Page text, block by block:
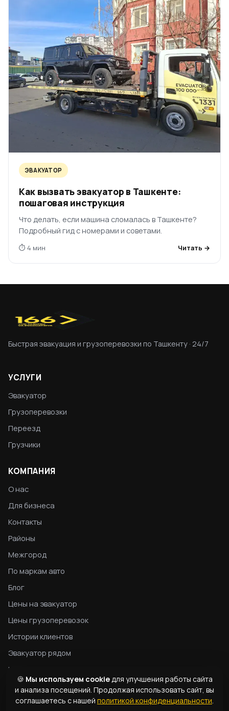
ЭВАКУАТОР
Как вызвать эвакуатор в Ташкенте:
пошаговая инструкция
Что делать, если машина сломалась в Ташкенте?
Подробный гид с номерами и советами.
⏱ 4 мин Читать →
Быстрая эвакуация и грузоперевозки по Ташкенту · 24/7
УСЛУГИ
Эвакуатор
Грузоперевозки
Переезд
Грузчики
КОМПАНИЯ
О нас
Для бизнеса
Контакты
Районы
Межгород
По маркам авто
Блог
Цены на эвакуатор
Цены грузоперевозок
Истории клиентов
Эвакуатор рядом
Конфиденциальность
Гид по эвакуатору
Типы эвакуаторов
🍪 Мы используем cookieдля улучшения работы сайта
и анализа посещений. Продолжая использовать сайт, вы
соглашаетесь с нашей политикой конфиденциальности.